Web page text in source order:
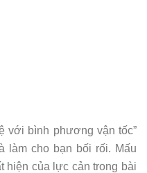
với bình phương vận tốc”
làm cho bạn bối rối. Mấu
hiện của lực cản trong bài